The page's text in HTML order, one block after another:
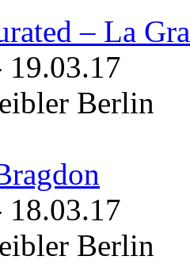
– La
19.03.17
Berlin
18.03.17
Berlin